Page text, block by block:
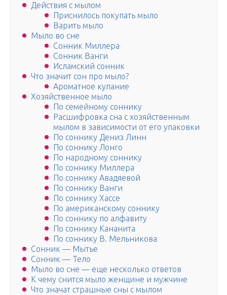
Действия с мылом
Приснилось покупать мыло
Варить мыло
Мыло во сне
Сонник Миллера
Сонник Ванги
Исламский сонник
Что значит сон про мыло?
Ароматное купание
Хозяйственное мыло
По семейному соннику
Расшифровка сна с хозяйственным
мылом в зависимости от его упаковки
По соннику Дениз Линн
По соннику Лонго
По народному соннику
По соннику Миллера
По соннику Авадяевой
По соннику Ванги
По соннику Хассе
По американскому соннику
По соннику по алфавиту
По соннику Кананита
По соннику В. Мельникова
Сонник — Мытье
Сонник — Тело
Мыло во сне — еще несколько ответов
К чему снится мыло женщине и мужчине
Что значат страшные сны с мылом